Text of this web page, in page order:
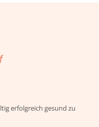
erfolgreich gesund zu